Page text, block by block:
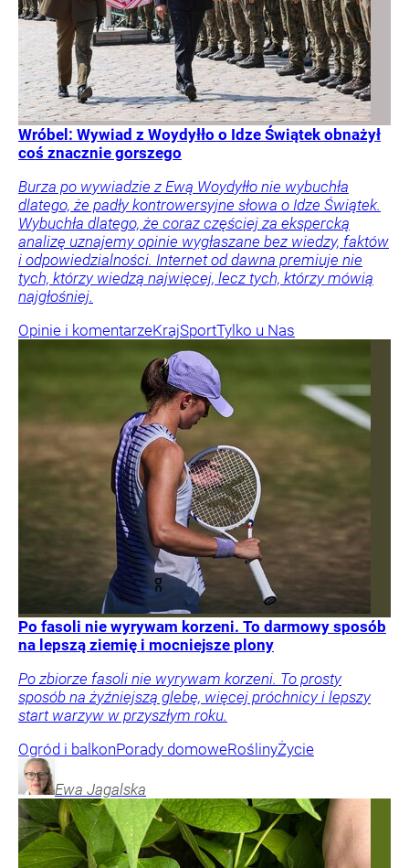
Wróbel: Wywiad z Woydyłło o Idze Świątek obnażył
coś znacznie gorszego
Burza po wywiadzie z Ewą Woydyłło nie wybuchła
dlatego, że padły kontrowersyjne słowa o Idze Świątek.
Wybuchła dlatego, że coraz częściej za ekspercką
analizę uznajemy opinie wygłaszane bez wiedzy, faktów
i odpowiedzialności. Internet od dawna premiuje nie
tych, którzy wiedzą najwięcej, lecz tych, którzy mówią
najgłośniej.
Opinie i komentarzeKrajSportTylko u Nas
Po fasoli nie wyrywam korzeni. To darmowy sposób
na lepszą ziemię i mocniejsze plony
Po zbiorze fasoli nie wyrywam korzeni. To prosty
sposób na żyźniejszą glebę, więcej próchnicy i lepszy
start warzyw w przyszłym roku.
Ogród i balkonPorady domoweRoślinyŻycie
Ewa Jagalska